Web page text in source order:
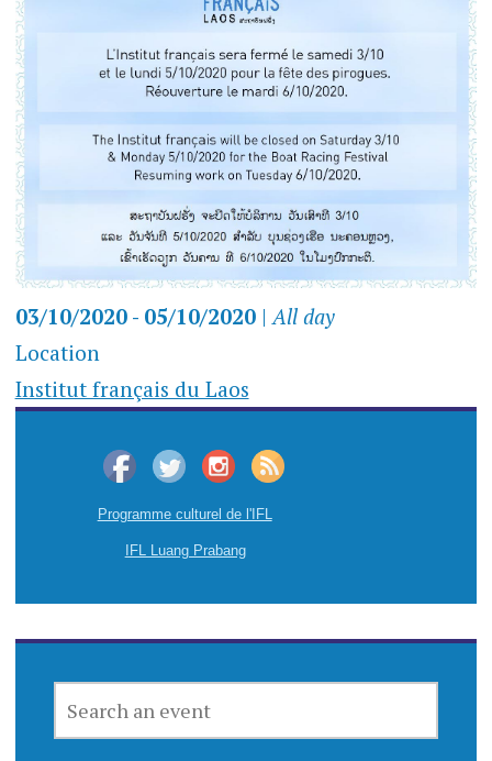
03/10/2020 - 05/10/2020| All day
Location
Institut français du Laos
Programme culturel de l'IFL
IFL Luang Prabang
AN